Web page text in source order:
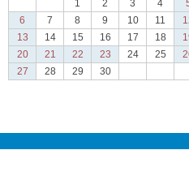
1
2 3 4
6
7 8 9 10 11
13
14 15 16 17 18
20
21 22 23 24 25
27
28 29 30